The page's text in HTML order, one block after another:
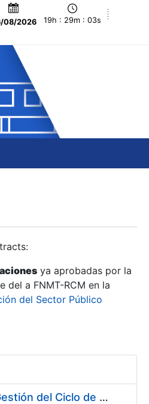
08/2026 19h : 29m : 04s
ya aprobadas por la
del a FNMT-RCM en la
del Sector Público
Contratación de Servicio de Consultoría para Implantación por Fases de un Sistema de Gestión del Ciclo de Vida de las Aplicaciones en el Área de Desarrollo de CERES (Fase 1)